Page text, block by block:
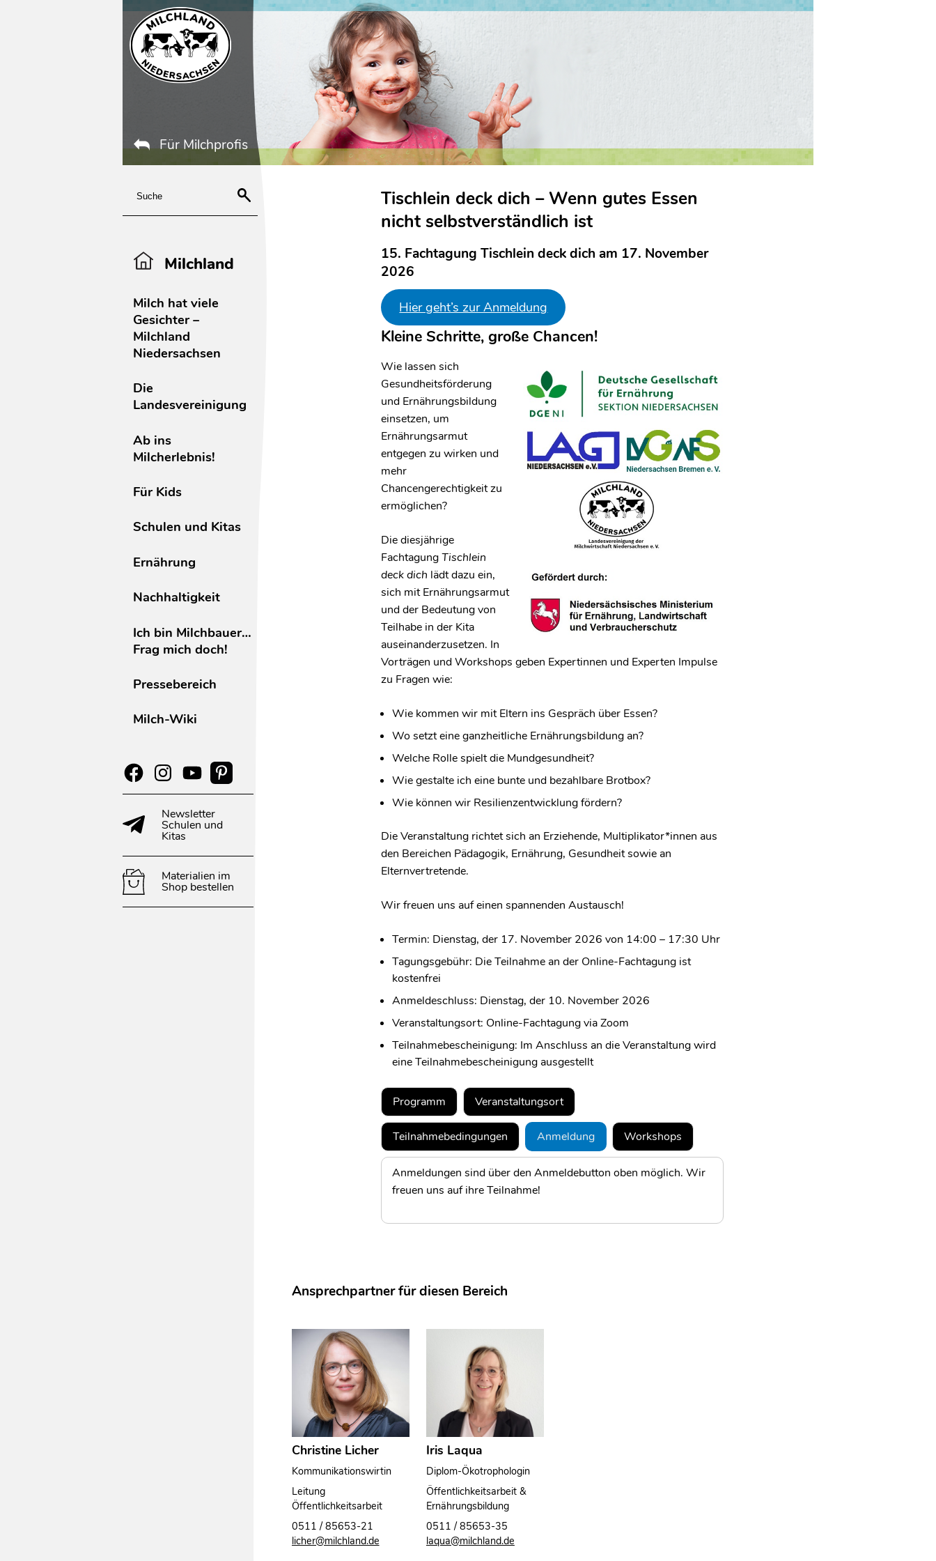
Für Milchprofis
Milchland
Milch hat viele
Gesichter –
Milchland
Niedersachsen
Die
Landesvereinigung
Ab ins
Milcherlebnis!
Für Kids
Schulen und Kitas
Ernährung
Nachhaltigkeit
Ich bin Milchbauer…
Frag mich doch!
Pressebereich
Milch-Wiki
Newsletter
Schulen und
Kitas
Materialien im
Shop bestellen
Tischlein deck dich – Wenn gutes Essen
nicht selbstverständlich ist
15. Fachtagung Tischlein deck dich am 17. November
2026
Hier geht’s zur Anmeldung
Kleine Schritte, große Chancen!
Wie lassen sich
Gesundheitsförderung
und Ernährungsbildung
einsetzen, um
Ernährungsarmut
entgegen zu wirken und
mehr
Chancengerechtigkeit zu
ermöglichen?
Die diesjährige
FachtagungTischlein
deck dich lädt dazu ein,
sich mit Ernährungsarmut
und der Bedeutung von
Teilhabe in der Kita
auseinanderzusetzen. In
Vorträgen und Workshops geben Expertinnen und Experten Impulse
zu Fragen wie:
Wie kommen wir mit Eltern ins Gespräch über Essen?
Wo setzt eine ganzheitliche Ernährungsbildung an?
Welche Rolle spielt die Mundgesundheit?
Wie gestalte ich eine bunte und bezahlbare Brotbox?
Wie können wir Resilienzentwicklung fördern?
Die Veranstaltung richtet sich an Erziehende, Multiplikator*innen aus
den Bereichen Pädagogik, Ernährung, Gesundheit sowie an
Elternvertretende.
Wir freuen uns auf einen spannenden Austausch!
Termin: Dienstag, der 17. November 2026 von 14:00 – 17:30 Uhr
Tagungsgebühr: Die Teilnahme an der Online-Fachtagung ist
kostenfrei
Anmeldeschluss: Dienstag, der 10. November 2026
Veranstaltungsort: Online-Fachtagung via Zoom
Teilnahmebescheinigung: Im Anschluss an die Veranstaltung wird
eine Teilnahmebescheinigung ausgestellt
Programm Veranstaltungsort
Teilnahmebedingungen Anmeldung Workshops
Anmeldungen sind über den Anmeldebutton oben möglich. Wir
freuen uns auf ihre Teilnahme!
Ansprechpartner für diesen Bereich
Christine Licher
Kommunikationswirtin
Leitung
Öffentlichkeitsarbeit
0511 / 85653-21
licher@milchland.de
Iris Laqua
Diplom-Ökotrophologin
Öffentlichkeitsarbeit &
Ernährungsbildung
0511 / 85653-35
laqua@milchland.de